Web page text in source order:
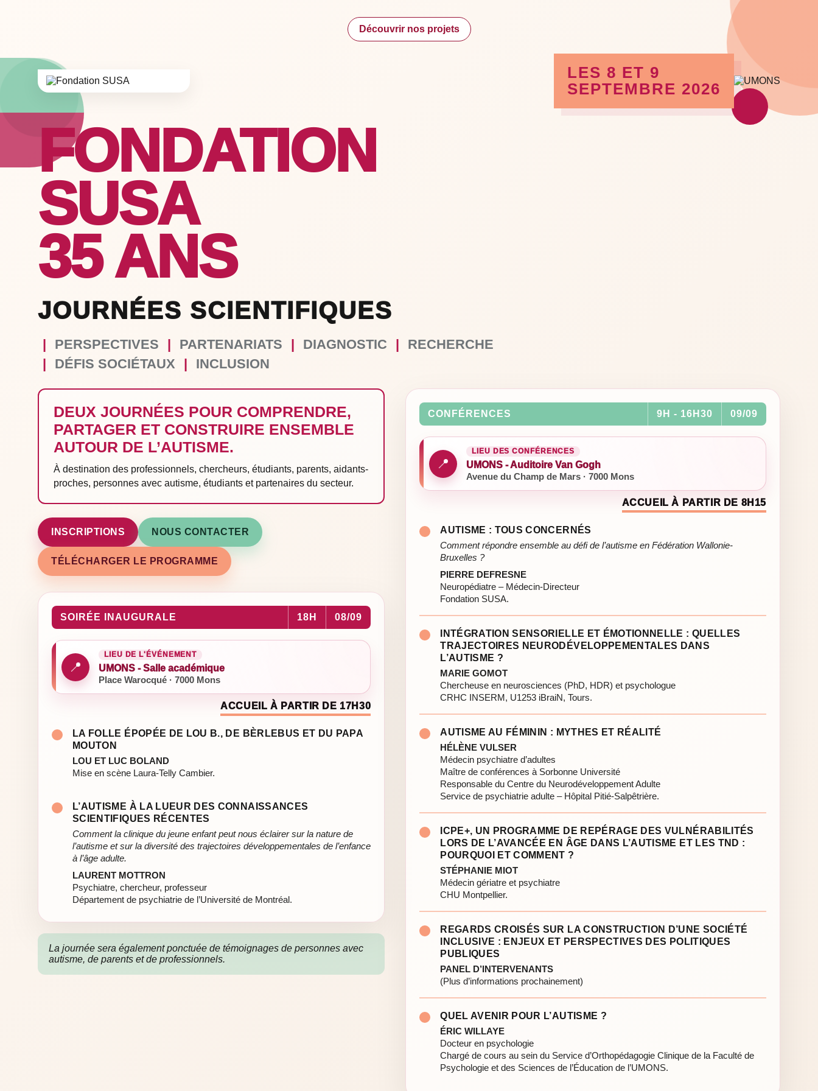
Découvrir nos projets
LES 8 ET 9
SEPTEMBRE 2026
FONDATION
SUSA
35 ANS
JOURNÉES SCIENTIFIQUES
| PERSPECTIVES | PARTENARIATS | DIAGNOSTIC |
RECHERCHE
|
DÉFIS SOCIÉTAUX | INCLUSION
DEUX JOURNÉES POUR COMPRENDRE,
PARTAGER ET CONSTRUIRE ENSEMBLE
AUTOUR DE L’AUTISME.
À destination des professionnels, chercheurs, étudiants, parents, aidants-
proches, personnes avec autisme, étudiants et partenaires du secteur.
INSCRIPTIONS NOUS CONTACTER
TÉLÉCHARGER LE PROGRAMME
SOIRÉE INAUGURALE 18H 08/09
📍
LIEU DE L'ÉVÉNEMENT
UMONS - Salle académique
Place Warocqué · 7000 Mons
ACCUEIL À PARTIR DE 17H30
LA FOLLE ÉPOPÉE DE LOU B., DE BÈRLEBUS ET DU PAPA
MOUTON
LOU ET LUC BOLAND
Mise en scène Laura-Telly Cambier.
L’AUTISME À LA LUEUR DES CONNAISSANCES
SCIENTIFIQUES RÉCENTES
Comment la clinique du jeune enfant peut nous éclairer sur la nature de
l’autisme et sur la diversité des trajectoires développementales de l’enfance
à l’âge adulte.
LAURENT MOTTRON
Psychiatre, chercheur, professeur
Département de psychiatrie de l’Université de Montréal.
La journée sera également ponctuée de témoignages de personnes avec
autisme, de parents et de professionnels.
CONFÉRENCES 9H - 16H30 09/09
📍
LIEU DES CONFÉRENCES
UMONS - Auditoire Van Gogh
Avenue du Champ de Mars · 7000 Mons
ACCUEIL À PARTIR DE 8H15
AUTISME : TOUS CONCERNÉS
Comment répondre ensemble au défi de l’autisme en Fédération Wallonie-
Bruxelles ?
PIERRE DEFRESNE
Neuropédiatre – Médecin-Directeur
Fondation SUSA.
INTÉGRATION SENSORIELLE ET ÉMOTIONNELLE : QUELLES
TRAJECTOIRES NEURODÉVELOPPEMENTALES DANS
L’AUTISME ?
MARIE GOMOT
Chercheuse en neurosciences (PhD, HDR) et psychologue
CRHC INSERM, U1253 iBraiN, Tours.
AUTISME AU FÉMININ : MYTHES ET RÉALITÉ
HÉLÈNE VULSER
Médecin psychiatre d’adultes
Maître de conférences à Sorbonne Université
Responsable du Centre du Neurodéveloppement Adulte
Service de psychiatrie adulte – Hôpital Pitié-Salpêtrière.
ICPE+, UN PROGRAMME DE REPÉRAGE DES VULNÉRABILITÉS
LORS DE L’AVANCÉE EN ÂGE DANS L’AUTISME ET LES TND :
POURQUOI ET COMMENT ?
STÉPHANIE MIOT
Médecin gériatre et psychiatre
CHU Montpellier.
REGARDS CROISÉS SUR LA CONSTRUCTION D’UNE SOCIÉTÉ
INCLUSIVE : ENJEUX ET PERSPECTIVES DES POLITIQUES
PUBLIQUES
PANEL D’INTERVENANTS
(Plus d’informations prochainement)
QUEL AVENIR POUR L’AUTISME ?
ÉRIC WILLAYE
Docteur en psychologie
Chargé de cours au sein du Service d’Orthopédagogie Clinique de la Faculté de
Psychologie et des Sciences de l’Éducation de l’UMONS.